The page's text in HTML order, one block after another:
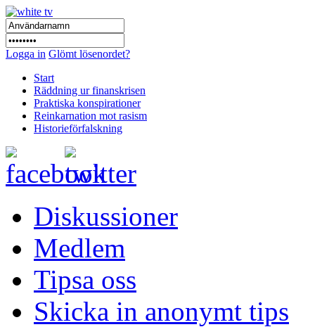
Logga in Glömt lösenordet?
Start
Räddning ur finanskrisen
Praktiska konspirationer
Reinkarnation mot rasism
Historieförfalskning
Diskussioner
Medlem
Tipsa oss
Skicka in anonymt tips